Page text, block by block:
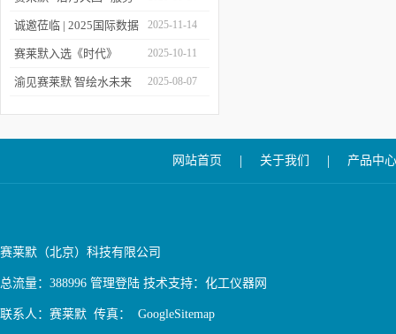
发展未来
智未来
亚洲污水处理厂
诚邀莅临 | 2025国际数据
中心展
2025-11-14
赛莱默入选《时代》
“2025全球最佳公司”榜单
2025-10-11
渝见赛莱默 智绘水未来
城水科技新图景
2025-08-07
网站首页 | 关于我们 | 产品中心
赛莱默（北京）科技有限公司
总流量：388996 管理登陆 技术支持： 化工仪器网
联系人：赛莱默 传真： GoogleSitemap